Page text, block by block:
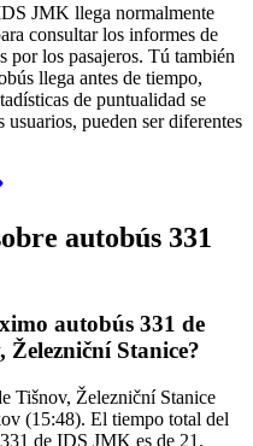
JMK llega normalmente
consultar los informes de
por los pasajeros. Tú también
llega antes de tiempo,
de puntualidad se
usuarios, pueden ser diferentes
autobús 331
autobús 331 de
Stanice?
Tišnov, Železniční Stanice
(15:48). El tiempo total del
de IDS JMK es de 21.